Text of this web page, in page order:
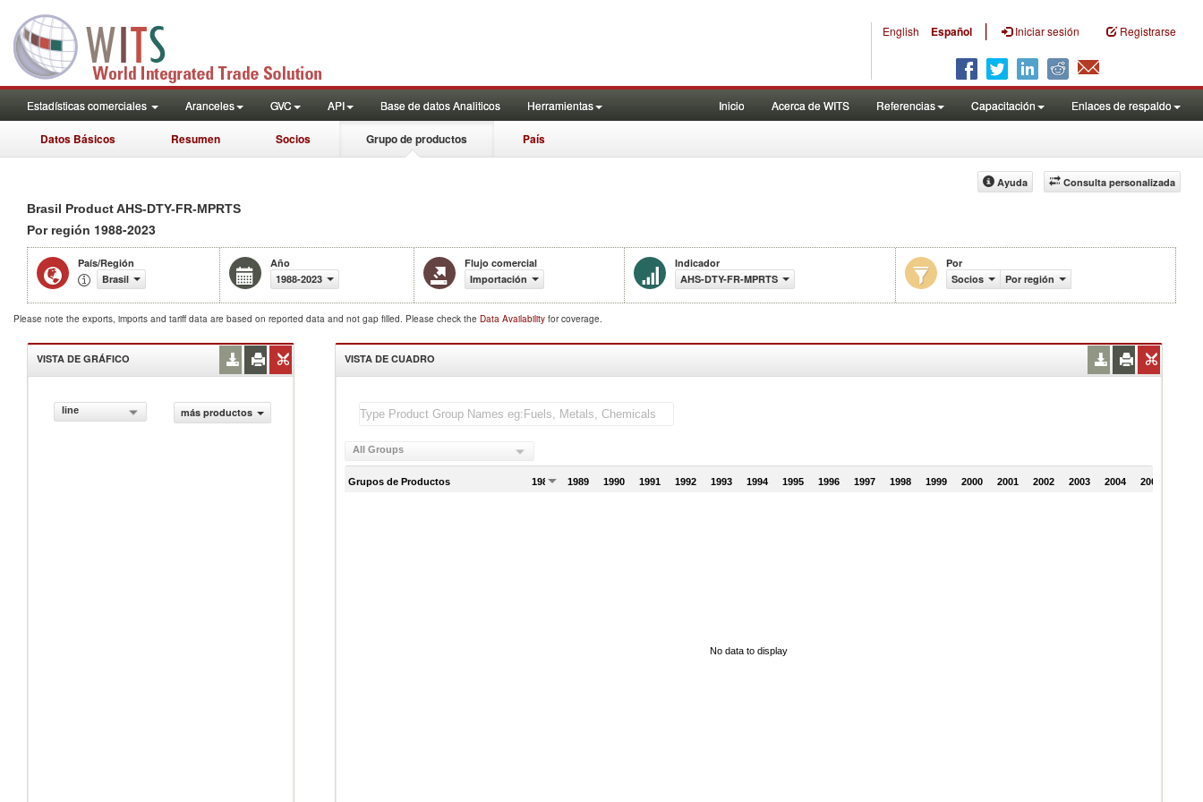
English Español | Iniciar sesión Registrarse
Estadísticas comerciales Aranceles GVC API Base de datos Analiticos Herramientas Inicio Acerca de WITS Referencias Capacitación Enlaces de respaldo
Datos Básicos Resumen Socios Grupo de productos País
Consulta personalizada
Ayuda
Brasil Product AHS-DTY-FR-MPRTS
Por región 1988-2023
País/Región
Brasil
Año
1988-2023
Flujo comercial
Importación
Indicador
AHS-DTY-FR-MPRTS
Por
Socios
Por región
Please note the exports, imports and tariff data are based on reported data and not gap filled. Please check the Data Availability for coverage.
VISTA DE GRÁFICO
line más productos
VISTA DE CUADRO
All Groups
Grupos de Productos 1988 1989 1990 1991 1992 1993 1994 1995 1996 1997 1998 1999 2000 2001 2002 2003 2004 2005
No data to display